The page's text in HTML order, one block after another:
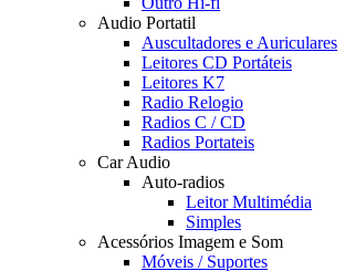
Audio Portatil
Auscultadores e Auriculares
Leitores CD Portáteis
Leitores K7
Radio Relogio
Radios C / CD
Radios Portateis
Car Audio
Auto-radios
Leitor Multimédia
Simples
Acessórios Imagem e Som
Móveis / Suportes